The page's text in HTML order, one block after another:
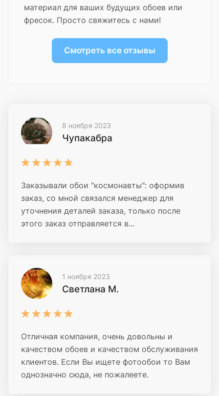
материал для ваших будущих обоев или
фресок. Просто свяжитесь с нами!
Смотреть все отзывы
8 ноября 2023
Чупакабра
Заказывали обои "космонавты": оформив
заказ, со мной связался менеджер для
уточнения деталей заказа, только после
этого заказ отправляется в...
1 ноября 2023
Светлана М.
Отличная компания, очень довольны и
качеством обоев и качеством обслуживания
клиентов. Если Вы ищете фотообои то Вам
однозначно сюда, не пожалеете.